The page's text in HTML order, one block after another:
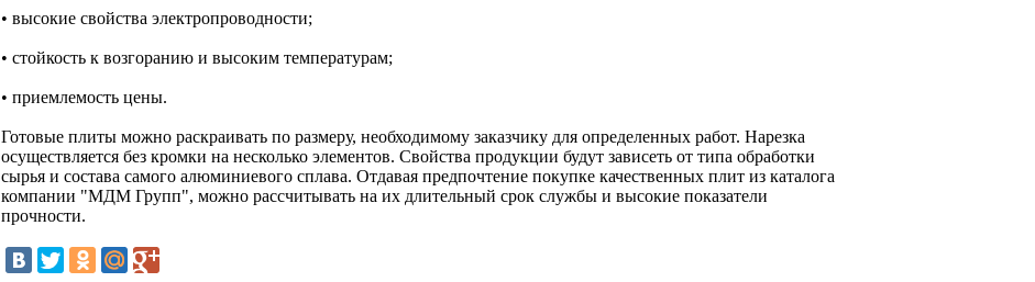
• высокие свойства электропроводности;
• стойкость к возгоранию и высоким температурам;
• приемлемость цены.
Готовые плиты можно раскраивать по размеру, необходимому заказчику для определенных работ. Нарезка
осуществляется без кромки на несколько элементов. Свойства продукции будут зависеть от типа обработки
сырья и состава самого алюминиевого сплава. Отдавая предпочтение покупке качественных плит из каталога
компании "МДМ Групп", можно рассчитывать на их длительный срок службы и высокие показатели
прочности.